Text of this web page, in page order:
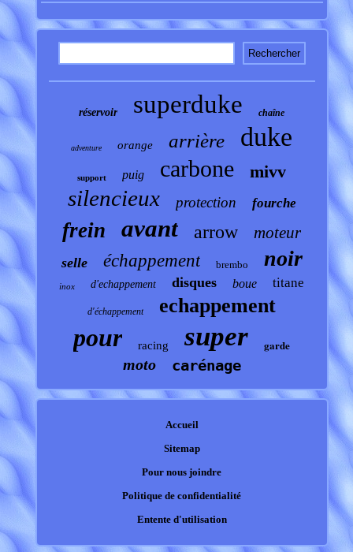
réservoir superduke chaîne
adventure orange arrière duke
support puig carbone mivv
silencieux protection fourche
frein avant arrow moteur
selle échappement brembo noir
inox d'echappement disques boue titane
d'échappement echappement
pour racing super garde
moto carénage
Accueil
Sitemap
Pour nous joindre
Politique de confidentialité
Entente d'utilisation